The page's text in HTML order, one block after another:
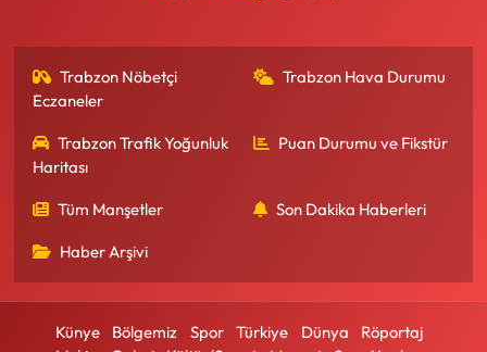
Trabzon Nöbetçi
Eczaneler
Trabzon Hava Durumu
Trabzon Trafik Yoğunluk
Haritası
Puan Durumu ve Fikstür
Tüm Manşetler Son Dakika Haberleri
Haber Arşivi
Künye Bölgemiz Spor Türkiye Dünya
Röportaj